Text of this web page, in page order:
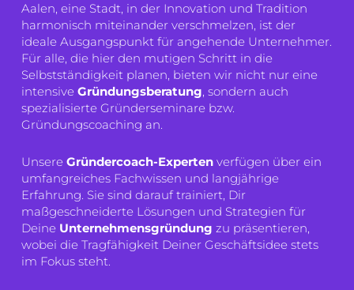
Aalen, eine Stadt, in der Innovation und Tradition
harmonisch miteinander verschmelzen, ist der
ideale Ausgangspunkt für angehende Unternehmer.
Für alle, die hier den mutigen Schritt in die
Selbstständigkeit planen, bieten wir nicht nur eine
intensiveGründungsberatung, sondern auch
spezialisierte Gründerseminare bzw.
Gründungscoaching an.
UnsereGründercoach-Experten verfügen über ein
umfangreiches Fachwissen und langjährige
Erfahrung. Sie sind darauf trainiert, Dir
maßgeschneiderte Lösungen und Strategien für
Deine Unternehmensgründung zu präsentieren,
wobei die Tragfähigkeit Deiner Geschäftsidee stets
im Fokus steht.